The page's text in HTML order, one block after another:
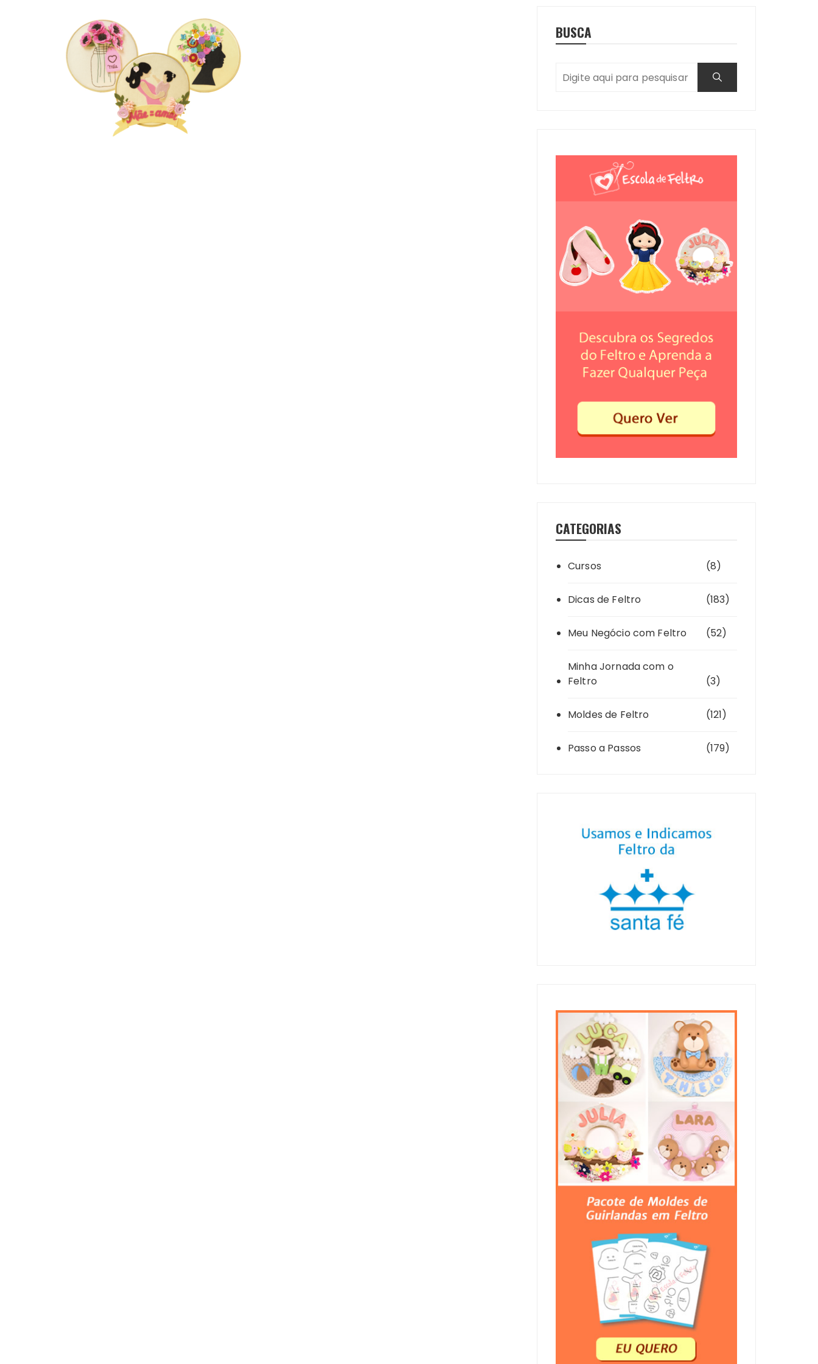
BUSCA
CATEGORIAS
Cursos (8)
Dicas de Feltro (183)
Meu Negócio com Feltro (52)
Minha Jornada com o
Feltro
(3)
Moldes de Feltro (121)
Passo a Passos (179)